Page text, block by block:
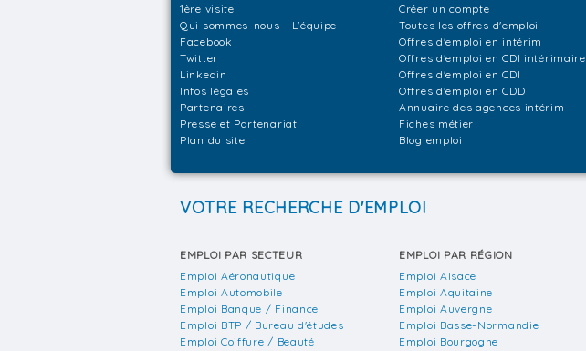
1ère visite
Qui sommes-nous - L'équipe
Facebook
Twitter
Linkedin
Infos légales
Partenaires
Presse et Partenariat
Plan du site
Créer un compte
Toutes les offres d'emploi
Offres d'emploi en intérim
Offres d'emploi en CDI intérimaire
Offres d'emploi en CDI
Offres d'emploi en CDD
Annuaire des agences intérim
Fiches métier
Blog emploi
VOTRE RECHERCHE D'EMPLOI
EMPLOI PAR SECTEUR
Emploi Aéronautique
Emploi Automobile
Emploi Banque / Finance
Emploi BTP / Bureau d'études
Emploi Coiffure / Beauté
EMPLOI PAR RÉGION
Emploi Alsace
Emploi Aquitaine
Emploi Auvergne
Emploi Basse-Normandie
Emploi Bourgogne